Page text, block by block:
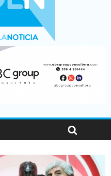
viajaron por el país, un 5,9%
usados en julio: bajó un 12,6%